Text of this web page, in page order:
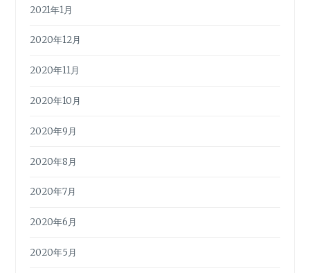
2021年1月
2020年12月
2020年11月
2020年10月
2020年9月
2020年8月
2020年7月
2020年6月
2020年5月